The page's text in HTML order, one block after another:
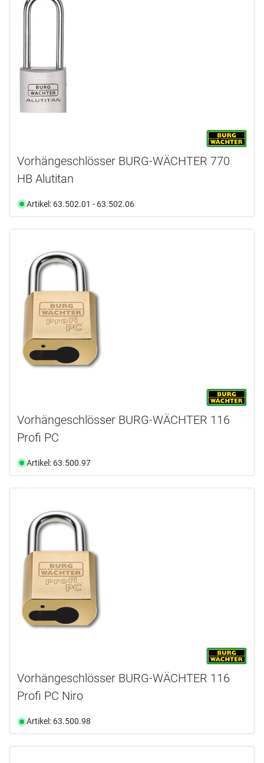
Vorhängeschlösser BURG-WÄCHTER 770
HB Alutitan
Artikel: 63.502.01 - 63.502.06
Vorhängeschlösser BURG-WÄCHTER 116
Profi PC
Artikel: 63.500.97
Vorhängeschlösser BURG-WÄCHTER 116
Profi PC Niro
Artikel: 63.500.98